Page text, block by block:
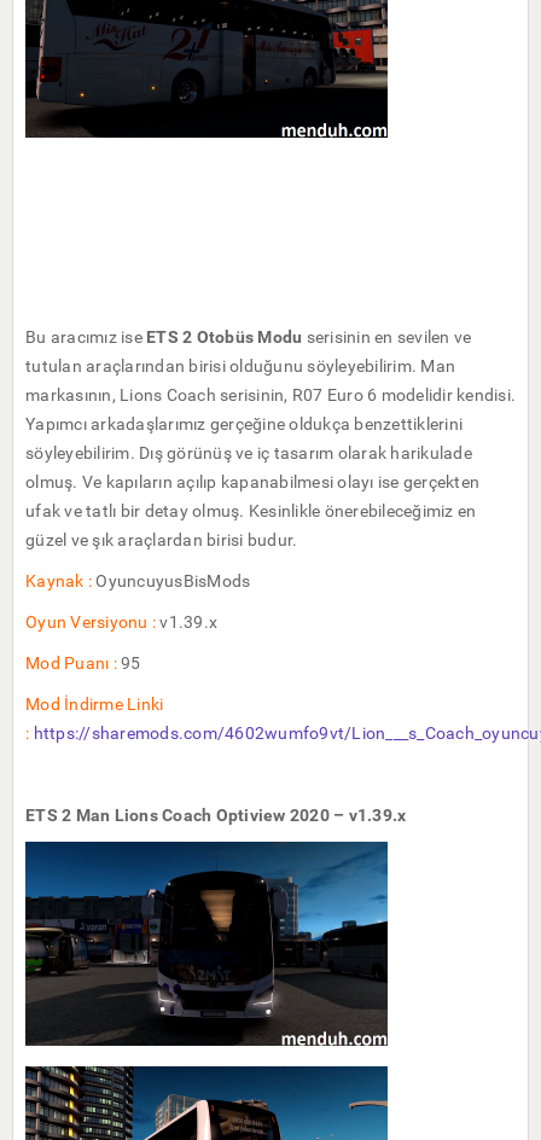
Bu aracımız ise ETS 2 Otobüs Modu serisinin en sevilen ve
tutulan araçlarından birisi olduğunu söyleyebilirim. Man
markasının, Lions Coach serisinin, R07 Euro 6 modelidir kendisi.
Yapımcı arkadaşlarımız gerçeğine oldukça benzettiklerini
söyleyebilirim. Dış görünüş ve iç tasarım olarak harikulade
olmuş. Ve kapıların açılıp kapanabilmesi olayı ise gerçekten
ufak ve tatlı bir detay olmuş. Kesinlikle önerebileceğimiz en
güzel ve şık araçlardan birisi budur.
Kaynak :OyuncuyusBisMods
Oyun Versiyonu :v1.39.x
Mod Puanı :95
Mod İndirme Linki
: https://sharemods.com/4602wumfo9vt/
ETS 2 Man Lions Coach Optiview 2020 – v1.39.x